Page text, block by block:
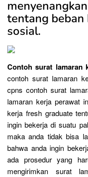
tentang
sosial.
Contoh surat lamaran
contoh surat lamaran
cpns contoh surat
lamaran kerja perawat
kerja fresh graduate
ingin bekerja di suatu
maka anda tidak bisa
bahwa anda ingin
ada prosedur yang
mengirimkan surat